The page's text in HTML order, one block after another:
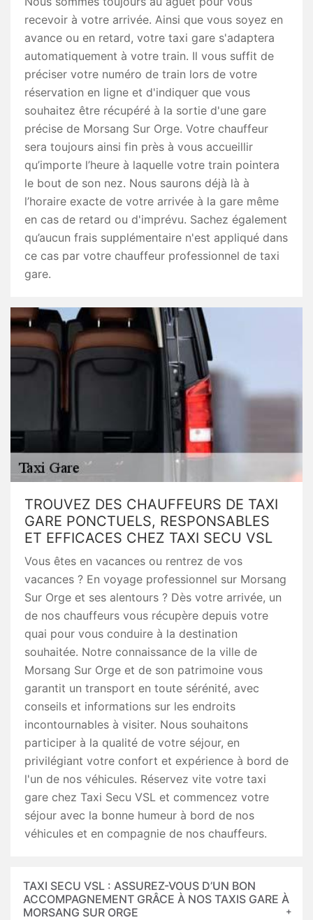
recevoir à votre arrivée. Ainsi que vous soyez en
avance ou en retard, votre taxi gare s'adaptera
automatiquement à votre train. Il vous suffit de
préciser votre numéro de train lors de votre
réservation en ligne et d'indiquer que vous
souhaitez être récupéré à la sortie d'une gare
précise de Morsang Sur Orge. Votre chauffeur
sera toujours ainsi fin près à vous accueillir
qu’importe l’heure à laquelle votre train pointera
le bout de son nez. Nous saurons déjà là à
l’horaire exacte de votre arrivée à la gare même
en cas de retard ou d'imprévu. Sachez également
qu’aucun frais supplémentaire n'est appliqué dans
ce cas par votre chauffeur professionnel de taxi
gare.
TROUVEZ DES CHAUFFEURS DE TAXI
GARE PONCTUELS, RESPONSABLES
ET EFFICACES CHEZ TAXI SECU VSL
Vous êtes en vacances ou rentrez de vos
vacances ? En voyage professionnel sur Morsang
Sur Orge et ses alentours ? Dès votre arrivée, un
de nos chauffeurs vous récupère depuis votre
quai pour vous conduire à la destination
souhaitée. Notre connaissance de la ville de
Morsang Sur Orge et de son patrimoine vous
garantit un transport en toute sérénité, avec
conseils et informations sur les endroits
incontournables à visiter. Nous souhaitons
participer à la qualité de votre séjour, en
privilégiant votre confort et expérience à bord de
l'un de nos véhicules. Réservez vite votre taxi
gare chez Taxi Secu VSL et commencez votre
séjour avec la bonne humeur à bord de nos
véhicules et en compagnie de nos chauffeurs.
TAXI SECU VSL : ASSUREZ-VOUS D’UN BON
ACCOMPAGNEMENT GRÂCE À NOS TAXIS GARE À
MORSANG SUR ORGE